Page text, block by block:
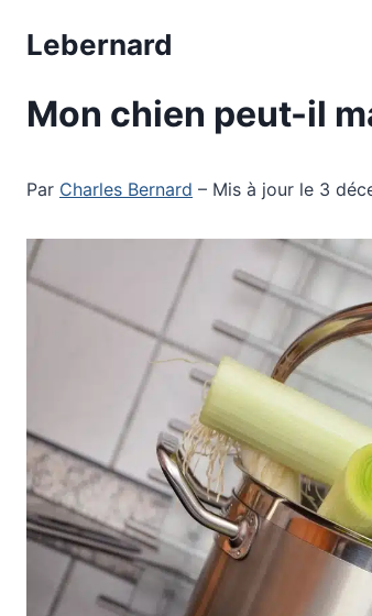
Lebernard
Mon chien peut-il
Par Charles Bernard – Mis à jour le 3